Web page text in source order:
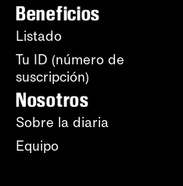
Beneficios
Listado
Tu ID (número de
suscripción)
Nosotros
Sobre la diaria
Equipo